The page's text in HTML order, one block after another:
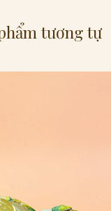
tương tự